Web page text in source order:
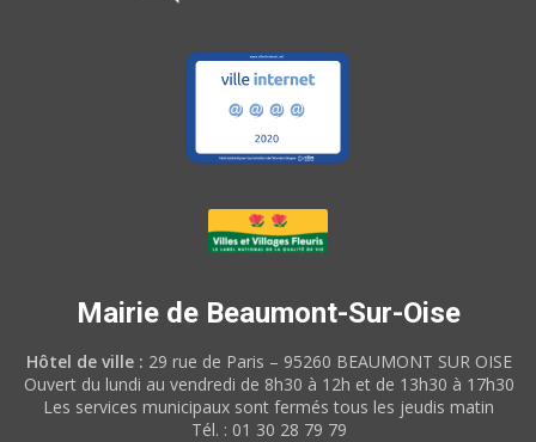
Mairie de Beaumont-Sur-Oise
Hôtel de ville : 29 rue de Paris – 95260 BEAUMONT SUR OISE
Ouvert du lundi au vendredi de 8h30 à 12h et de 13h30 à 17h30
Les services municipaux sont fermés tous les jeudis matin
Tél. : 01 30 28 79 79